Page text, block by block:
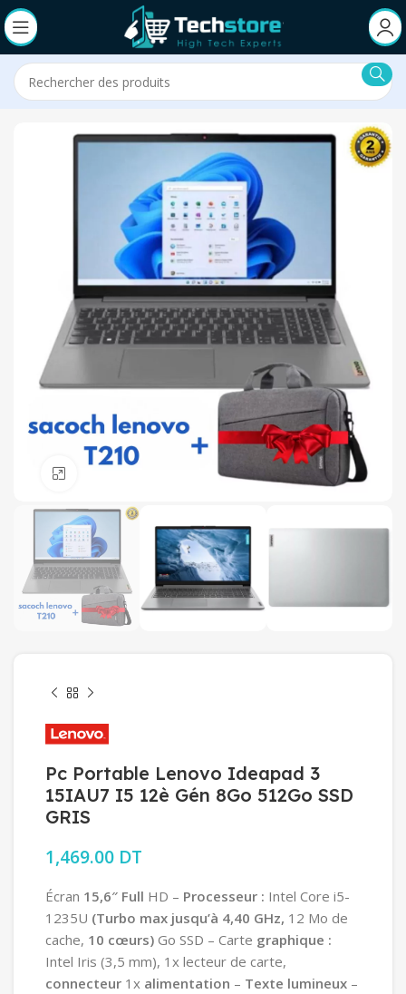
Pc Portable Lenovo Ideapad 3
15IAU7 I5 12è Gén 8Go 512Go SSD
GRIS
1,469.00 DT
Écran 15,6″ Full HD – Processeur : Intel Core i5-
1235U (Turbo max jusqu’à 4,40 GHz, 12 Mo de
cache, 10 cœurs) Go SSD – Carte graphique :
Intel Iris (3,5 mm), 1x lecteur de carte,
connecteur 1x alimentation – Texte lumineux –